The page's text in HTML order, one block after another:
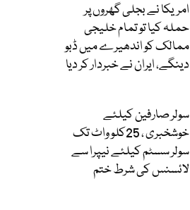
امریکا نے بجلی گھروں پر
حملہ کیا تو تمام خلیجی
ممالک کو اندھیرے میں ڈبو
دینگے، ایران نے خبردار کر دیا
سولر صارفین کیلئے
خوشخبری ، 25کلو واٹ تک
سولر سسٹم کیلئے نیپرا سے
لائسنس کی شرط ختم